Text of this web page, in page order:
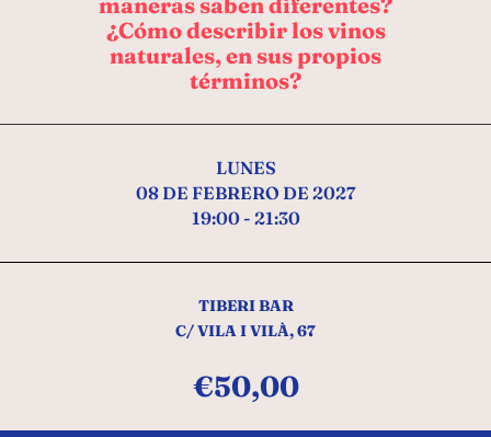
¿Cómo describir los vinos
naturales, en sus propios
términos?
LUNES
08 DE FEBRERO DE 2027
19:00 - 21:30
TIBERI BAR
C/ VILA I VILÀ, 67
€50,00